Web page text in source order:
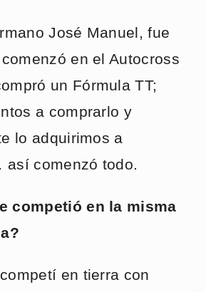
José Manuel, fue
en el Autocross
un Fórmula TT;
a comprarlo y
lo adquirimos a
comenzó todo.
competió en la misma
en tierra con